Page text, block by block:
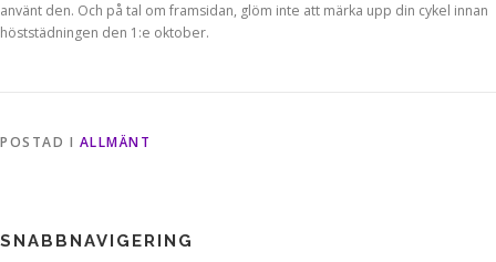
använt den. Och på tal om framsidan, glöm inte att märka upp din cykel innan
höststädningen den 1:e oktober.
POSTAD I ALLMÄNT
SNABBNAVIGERING